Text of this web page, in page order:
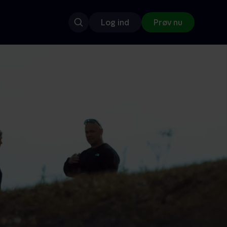
Log ind Prøv nu